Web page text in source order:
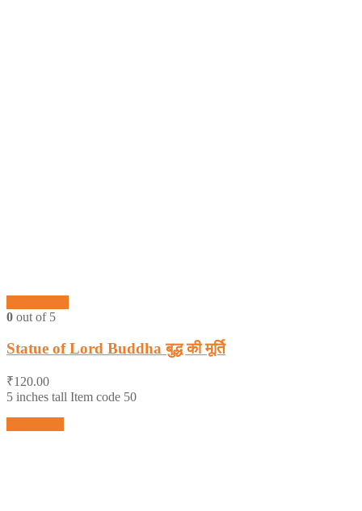
0 out of 5
Statue of Lord Buddha बुद्ध की मूर्ति
₹120.00
5 inches tall Item code 50